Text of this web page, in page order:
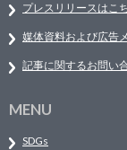
プレスリリースはこ
媒体資料および広告
記事に関するお問い
MENU
SDGs